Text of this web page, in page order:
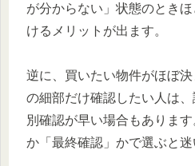
が分からない」状態のとき
けるメリットが出ます。
逆に、買いたい物件がほぼ
の細部だけ確認したい人は
別確認が早い場合もあります
か「最終確認」かで選ぶと迷